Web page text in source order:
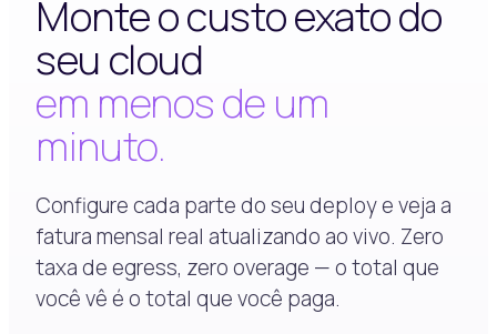
Monte o custo exato do
seu cloud
em menos de um
minuto.
Configure cada parte do seu deploy e veja a
fatura mensal real atualizando ao vivo. Zero
taxa de egress, zero overage — o total que
você vê é o total que você paga.